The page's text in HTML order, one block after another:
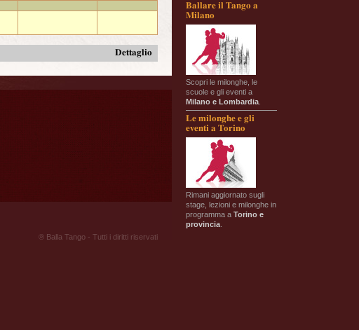
Ballare il Tango a
Milano
Scopri le milonghe, le
scuole e gli eventi a
Milano e Lombardia
Le milonghe e gli
eventi a Torino
Rimani aggiornato sugli
stage, lezioni e milonghe in
programma a Torino e
provincia
Dettaglio
® Balla Tango - Tutti i diritti riservati